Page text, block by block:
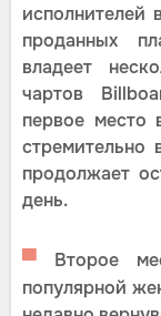
исполнителей
проданных
владеет
чартов
первое место
стремительно
продолжает
день.
▀ Второе
популярной